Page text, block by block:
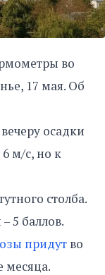
во
17 мая. Об
осадки
6 м/с, но к
столба.
5 баллов.
придут во
месяца.